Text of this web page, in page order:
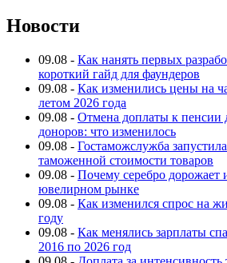
Новости
09.08 - Как нанять первых
короткий гайд для фаундеров
09.08 - Как изменились цены на
летом 2026 года
09.08 - Отмена доплаты к пенсии
доноров: что изменилось
09.08 - Гостаможслужба
таможенной стоимости товаров
09.08 - Почему серебро дорожает
ювелирном рынке
09.08 - Как изменился спрос на
году
09.08 - Как менялись зарплаты
2016 по 2026 год